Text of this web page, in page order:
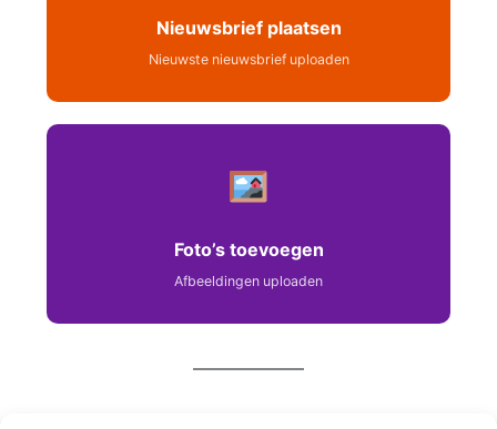
Nieuwsbrief plaatsen
Nieuwste nieuwsbrief uploaden
Foto’s toevoegen
Afbeeldingen uploaden